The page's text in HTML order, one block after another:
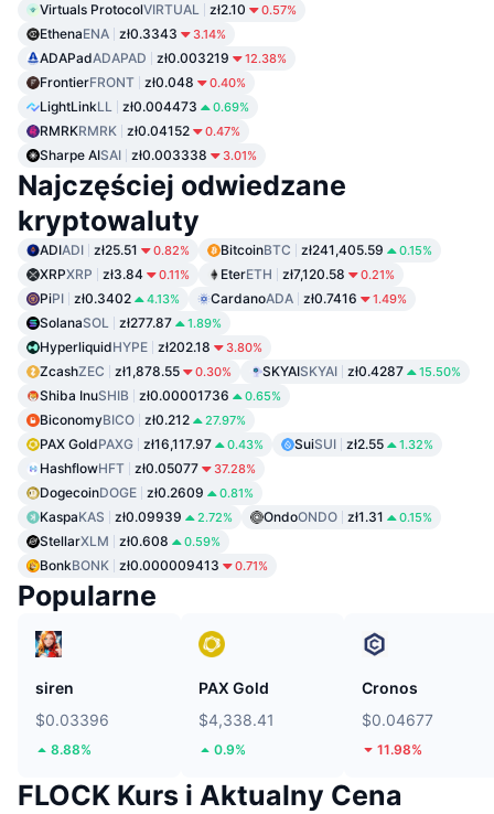
Virtuals ProtocolVIRTUAL zł2.10 0.57%
EthenaENA zł0.3343 3.14%
ADAPadADAPAD zł0.003219 12.38%
FrontierFRONT zł0.048 0.40%
LightLinkLL zł0.004473 0.69%
RMRKRMRK zł0.04152 0.47%
Sharpe AISAI zł0.003338 3.01%
Najczęściej odwiedzane
kryptowaluty
ADIADI zł25.51 0.82% BitcoinBTC zł241,405.59 0.15%
XRPXRP zł3.84 0.11% EterETH zł7,120.58 0.21%
PiPI zł0.3402 4.13% CardanoADA zł0.7416 1.49%
SolanaSOL zł277.87 1.89%
HyperliquidHYPE zł202.18 3.80%
ZcashZEC zł1,878.55 0.30% SKYAISKYAI zł0.4287 15.50%
Shiba InuSHIB zł0.00001736 0.65%
BiconomyBICO zł0.212 27.97%
PAX GoldPAXG zł16,117.97 0.43% SuiSUI zł2.55 1.32%
HashflowHFT zł0.05077 37.28%
DogecoinDOGE zł0.2609 0.81%
KaspaKAS zł0.09939 2.72% OndoONDO zł1.31 0.15%
StellarXLM zł0.608 0.59%
BonkBONK zł0.000009413 0.71%
Popularne
siren
$0.03396
8.88%
PAX Gold
$4,338.41
0.9%
Cronos
$0.04677
11.98%
FLOCK Kurs i Aktualny Cena